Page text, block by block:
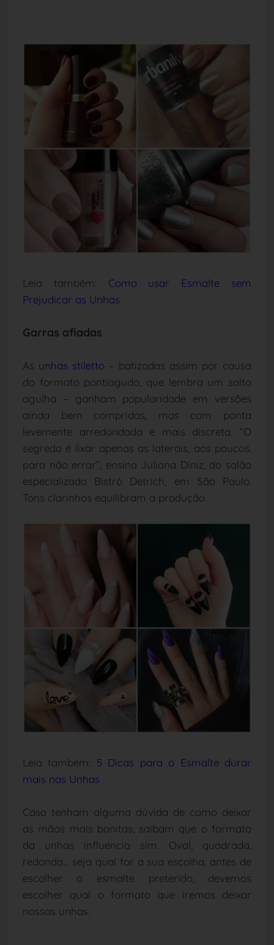
Leia também: Como usar Esmalte sem
Prejudicar as Unhas
Garras afiadas
As unhas stiletto – batizadas assim por causa
do formato pontiagudo, que lembra um salto
agulha – ganham popularidade em versões
ainda bem compridas, mas com ponta
levemente arredondada e mais discreta. “O
segredo é lixar apenas as laterais, aos poucos,
para não errar”, ensina Juliana Diniz, do salão
especializado Bistrô Detrich, em São Paulo.
Tons clarinhos equilibram a produção.
Leia também: 5 Dicas para o Esmalte durar
mais nas Unhas
Caso tenham alguma dúvida de como deixar
as mãos mais bonitas, saibam que o formato
da unhas influencia sim. Oval, quadrada,
redonda... seja qual for a sua escolha, antes de
escolher o esmalte preterido, devemos
escolher qual o formato que iremos deixar
nossas unhas.